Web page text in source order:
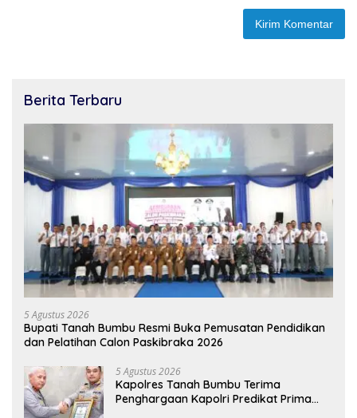
Berita Terbaru
5 Agustus 2026
Bupati Tanah Bumbu Resmi Buka Pemusatan Pendidikan
dan Pelatihan Calon Paskibraka 2026
5 Agustus 2026
Kapolres Tanah Bumbu Terima
Penghargaan Kapolri Predikat Prima